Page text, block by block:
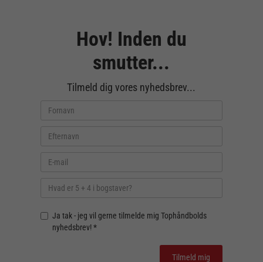
Hov! Inden du
smutter...
Tilmeld dig vores nyhedsbrev...
Ja tak - jeg vil gerne tilmelde mig Tophåndbolds
nyhedsbrev! *